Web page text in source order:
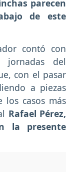
parecen
de este
contó con
del
con el pasar
a piezas
los casos más
Rafael Pérez,
la presente